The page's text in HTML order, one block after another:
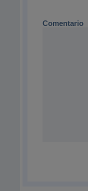
Comentario